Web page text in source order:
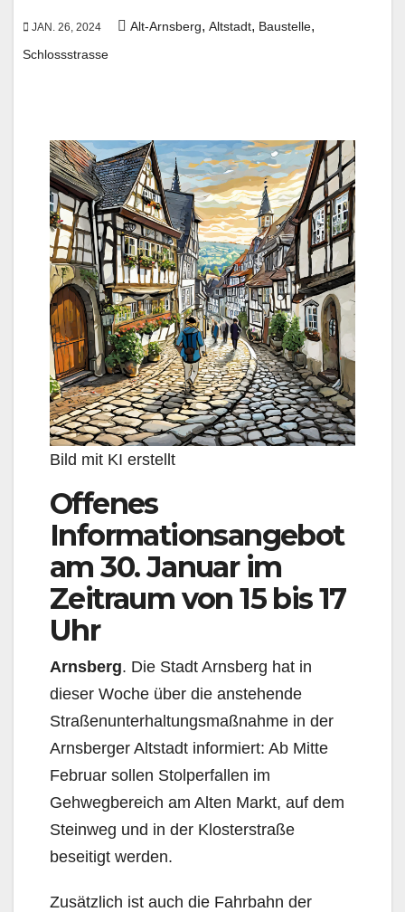
JAN. 26, 2024 Alt-Arnsberg, Altstadt, Baustelle,
Schlossstrasse
Bild mit KI erstellt
Offenes
Informationsangebot
am 30. Januar im
Zeitraum von 15 bis 17
Uhr
Arnsberg. Die Stadt Arnsberg hat in
dieser Woche über die anstehende
Straßenunterhaltungsmaßnahme in der
Arnsberger Altstadt informiert: Ab Mitte
Februar sollen Stolperfallen im
Gehwegbereich am Alten Markt, auf dem
Steinweg und in der Klosterstraße
beseitigt werden.
Zusätzlich ist auch die Fahrbahn der